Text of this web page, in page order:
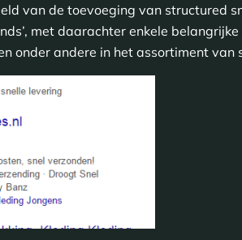
van de toevoeging van structured
met daarachter enkele
onder andere in het assortiment van